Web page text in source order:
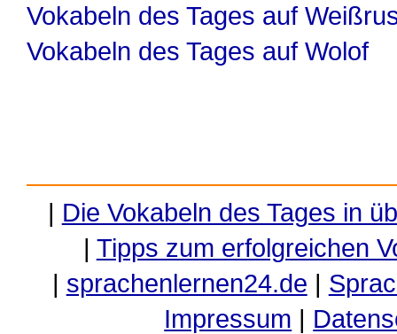
Vokabeln des Tages auf
Vokabeln des Tages auf Wolof
| Die Vokabeln des Tages in
| Tipps zum erfolgreichen
| sprachenlernen24.de |
Impressum |